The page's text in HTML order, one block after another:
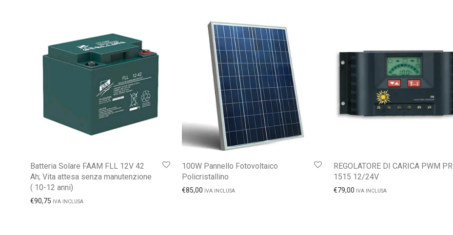
Batteria Solare FAAM FLL 12V 42
Ah; Vita attesa senza manutenzione
( 10-12 anni)
€90,75 IVA INCLUSA
100W Pannello Fotovoltaico
Policristallino
€85,00 IVA INCLUSA
REGOLATORE DI CARICA PWM PR
1515 12/24V
€79,00 IVA INCLUSA